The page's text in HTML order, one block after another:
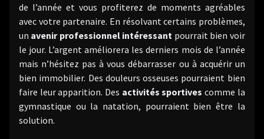
de l’année et vous profiterez de moments agréables
avec votre partenaire. En résolvant certains problèmes,
un avenir professionnel intéressant pourrait bien voir
le jour. L’argent améliorera les derniers mois de l’année
mais n’hésitez pas à vous débarrasser ou à acquérir un
bien immobilier. Des douleurs osseuses pourraient bien
faire leur apparition. Des activités sportives comme la
gymnastique ou la natation, pourraient bien être la
solution.